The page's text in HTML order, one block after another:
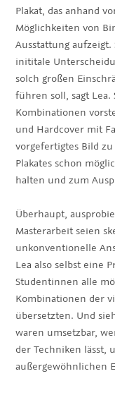
Plakat, das anhand
Möglichkeiten von
Ausstattung aufzeigt.
inititale
solch großen
führen soll, sagt
Kombinationen
und Hardcover mit
vorgefertigtes Bild
Plakates schon
halten und zum
Überhaupt,
Masterarbeit seien
unkonventionelle
Lea also selbst eine
Studentinnen alle
Kombinationen der
übersetzten. Und
waren umsetzbar,
der Techniken lässt,
außergewöhnlichen